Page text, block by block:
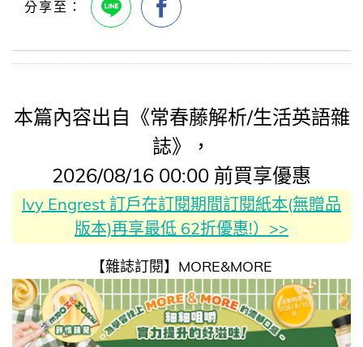
本篇內容出自《常春藤解析/生活英語雜
誌》，
2026/08/16 00:00 前買享優惠
Ivy Engrest 訂戶在訂閱期間訂閱紙本(無贈品
版本)再享最低 62折優惠!）>>
【雜誌訂閱】MORE&MORE